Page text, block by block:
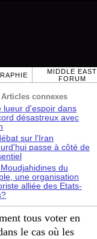
MIDDLE EAST
FORUM
Articles connexes
lueur d'espoir dans
désastreux avec
sur l'Iran
passe à côté de
du
une organisation
alliée des Etats-
tous voter en
le cas où les